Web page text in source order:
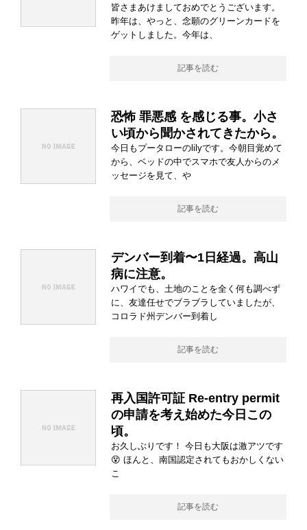
皆さまあけましておめでとうございます。
昨年は、やっと、念願のグリーンカードを
ゲットしました。今年は、
記事を読む
恐怖 罪悪感 を感じる事。小さ
い頃から聞かされてきたから。
今日もプータローのlilyです。今朝目覚めて
から、ベッドの中でスマホで友人からのメ
ッセージを見て、や
記事を読む
デンバー到着〜1日経過。高山
病に注意。
ハワイでも、土地のことを全く何も調べず
に、友達任せでブラブラしていましたが、
コロラド州デンバー到着し
記事を読む
再入国許可証 Re-entry permit
の申請を考え始めた今日この
頃。
お久しぶりです！ 今日も大阪は激アツです
😵 ほんと、南国認定されてもおかしくない
こ
記事を読む